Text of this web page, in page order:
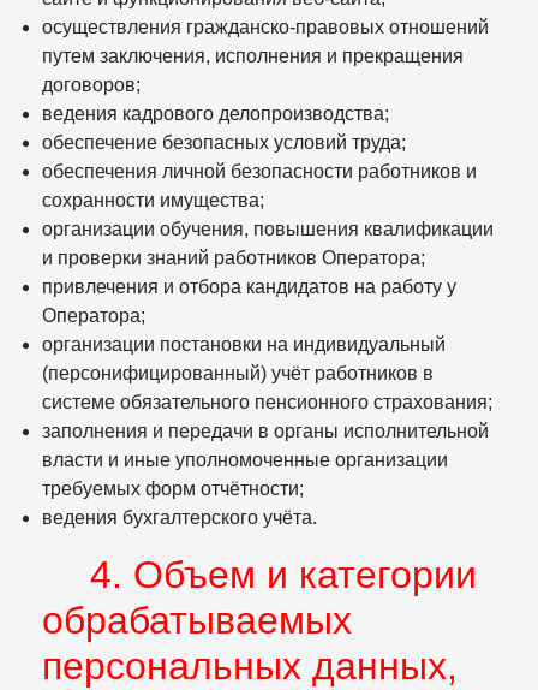
осуществления гражданско-правовых отношений
путем заключения, исполнения и прекращения
договоров;
ведения кадрового делопроизводства;
обеспечение безопасных условий труда;
обеспечения личной безопасности работников и
сохранности имущества;
организации обучения, повышения квалификации
и проверки знаний работников Оператора;
привлечения и отбора кандидатов на работу у
Оператора;
организации постановки на индивидуальный
(персонифицированный) учёт работников в
системе обязательного пенсионного страхования;
заполнения и передачи в органы исполнительной
власти и иные уполномоченные организации
требуемых форм отчётности;
ведения бухгалтерского учёта.
4. Объем и категории
обрабатываемых
персональных данных,